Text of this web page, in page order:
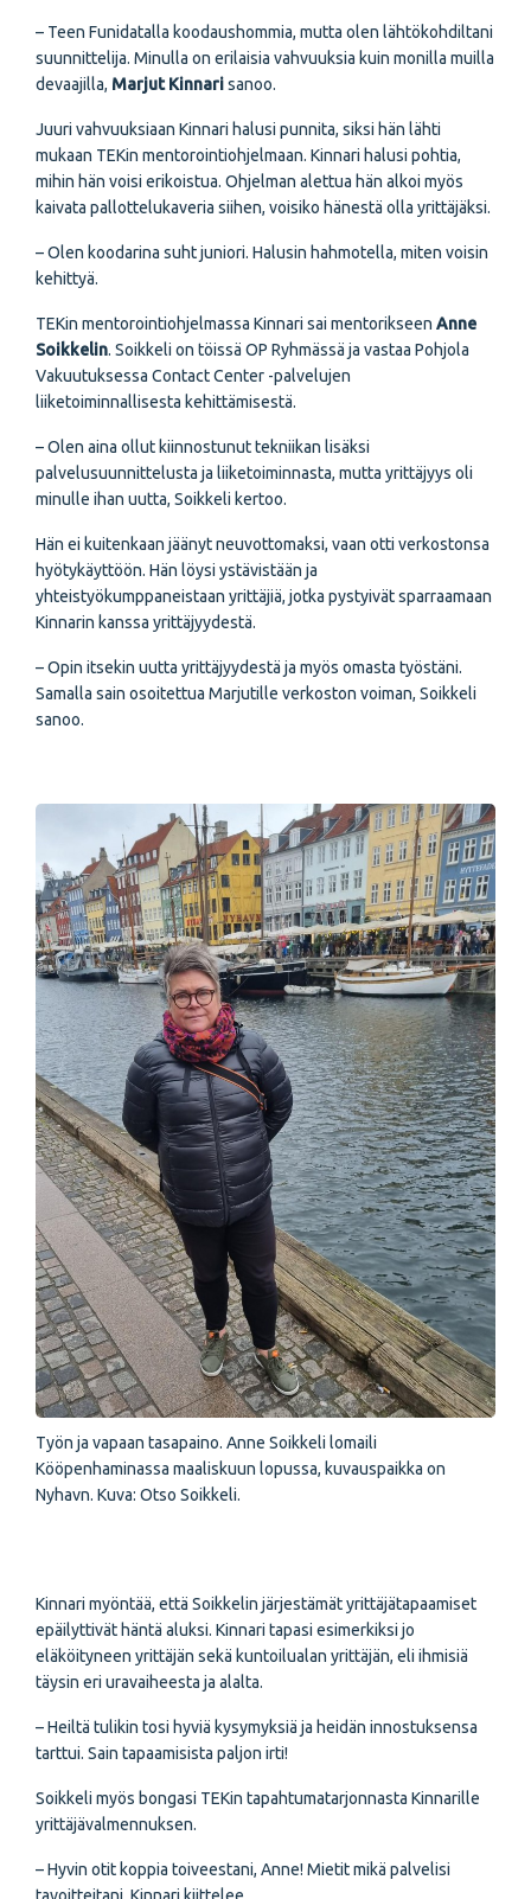
– Teen Funidatalla koodaushommia, mutta olen lähtökohdiltani
suunnittelija. Minulla on erilaisia vahvuuksia kuin monilla muilla
devaajilla, Marjut Kinnarisanoo.
Juuri vahvuuksiaan Kinnari halusi punnita, siksi hän lähti
mukaan TEKin mentorointiohjelmaan. Kinnari halusi pohtia,
mihin hän voisi erikoistua. Ohjelman alettua hän alkoi myös
kaivata pallottelukaveria siihen, voisiko hänestä olla yrittäjäksi.
– Olen koodarina suht juniori. Halusin hahmotella, miten voisin
kehittyä.
TEKin mentorointiohjelmassa Kinnari sai mentorikseen Anne
Soikkelin. Soikkeli on töissä OP Ryhmässä ja vastaa Pohjola
Vakuutuksessa Contact Center -palvelujen
liiketoiminnallisesta kehittämisestä.
– Olen aina ollut kiinnostunut tekniikan lisäksi
palvelusuunnittelusta ja liiketoiminnasta, mutta yrittäjyys oli
minulle ihan uutta, Soikkeli kertoo.
Hän ei kuitenkaan jäänyt neuvottomaksi, vaan otti verkostonsa
hyötykäyttöön. Hän löysi ystävistään ja
yhteistyökumppaneistaan yrittäjiä, jotka pystyivät sparraamaan
Kinnarin kanssa yrittäjyydestä.
– Opin itsekin uutta yrittäjyydestä ja myös omasta työstäni.
Samalla sain osoitettua Marjutille verkoston voiman, Soikkeli
sanoo.
Työn ja vapaan tasapaino. Anne Soikkeli lomaili
Kööpenhaminassa maaliskuun lopussa, kuvauspaikka on
Nyhavn. Kuva: Otso Soikkeli.
Kinnari myöntää, että Soikkelin järjestämät yrittäjätapaamiset
epäilyttivät häntä aluksi. Kinnari tapasi esimerkiksi jo
eläköityneen yrittäjän sekä kuntoilualan yrittäjän, eli ihmisiä
täysin eri uravaiheesta ja alalta.
– Heiltä tulikin tosi hyviä kysymyksiä ja heidän innostuksensa
tarttui. Sain tapaamisista paljon irti!
Soikkeli myös bongasi TEKin tapahtumatarjonnasta Kinnarille
yrittäjävalmennuksen.
– Hyvin otit koppia toiveestani, Anne! Mietit mikä palvelisi
tavoitteitani, Kinnari kiittelee.